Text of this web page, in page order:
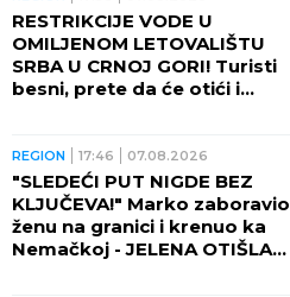
RESTRIKCIJE VODE U
OMILJENOM LETOVALIŠTU
SRBA U CRNOJ GORI! Turisti
besni, prete da će otići i
REGION 17:46 07.08.2026
"SLEDEĆI PUT NIGDE BEZ
KLJUČEVA!" Marko zaboravio
ženu na granici i krenuo ka
Nemačkoj - JELENA OTIŠLA